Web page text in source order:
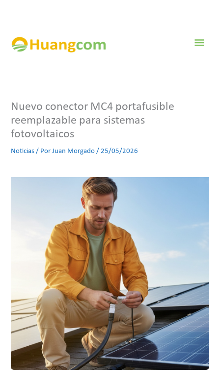
Nuevo conector MC4 portafusible
reemplazable para sistemas
fotovoltaicos
Noticias / PorJuan Morgado/25/05/2026